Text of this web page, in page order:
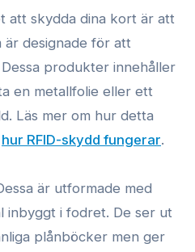
att skydda dina kort är att
designade för att
produkter innehåller
en metallfolie eller ett
Läs mer om hur detta
hur RFID-skydd fungerar.
är utformade med
inbyggt i fodret. De ser ut
plånböcker men ger